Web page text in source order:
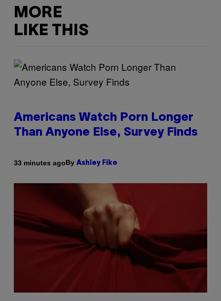
MORE
LIKE THIS
Americans Watch Porn Longer
Than Anyone Else, Survey Finds
33 minutes agoBy Ashley Fike